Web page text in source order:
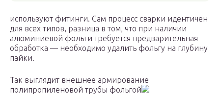
используют фитинги. Сам процесс сварки идентичен
для всех типов, разница в том, что при наличии
алюминиевой фольги требуется предварительная
обработка — необходимо удалить фольгу на глубину
пайки.
Так выглядит внешнее армирование
полипропиленовой трубы фольгой